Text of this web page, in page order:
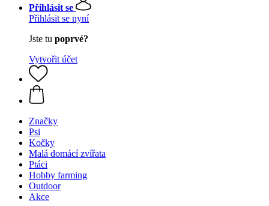
Přihlásit se
Přihlásit se nyní
Jste tu poprvé?
Vytvořit účet
Značky
Psi
Kočky
Malá domácí zvířata
Ptáci
Hobby farming
Outdoor
Akce